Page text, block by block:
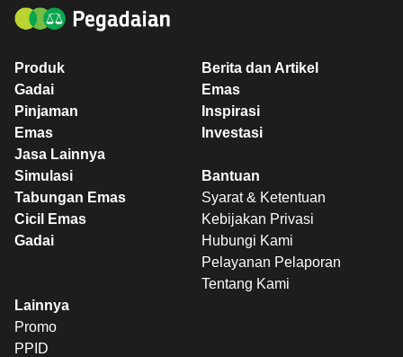
Produk
Gadai
Pinjaman
Emas
Jasa Lainnya
Berita dan Artikel
Emas
Inspirasi
Investasi
Simulasi
Tabungan Emas
Cicil Emas
Gadai
Bantuan
Syarat & Ketentuan
Kebijakan Privasi
Hubungi Kami
Pelayanan Pelaporan
Tentang Kami
Lainnya
Promo
PPID